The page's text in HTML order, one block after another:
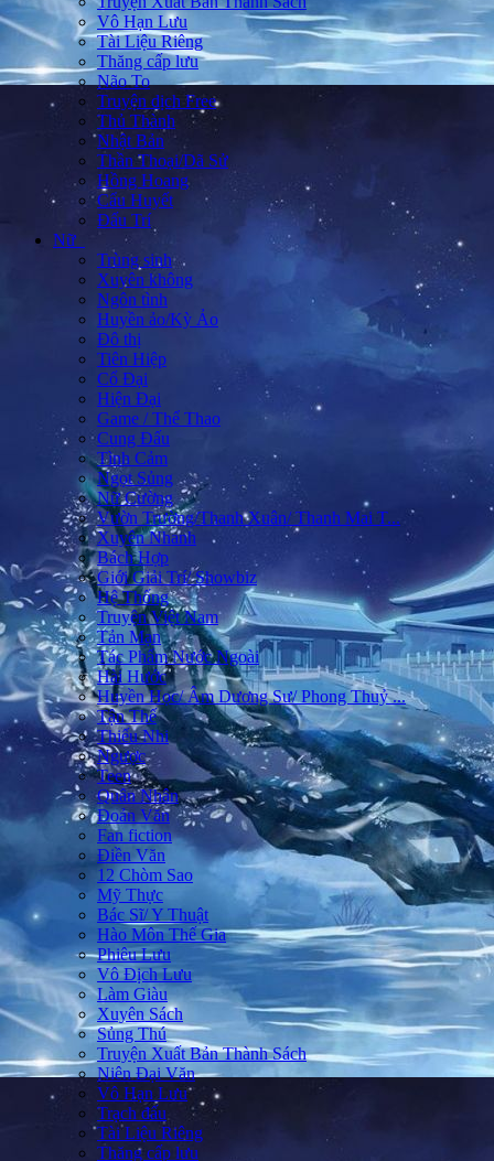
Vô Hạn Lưu
Tài Liệu Riêng
Thăng cấp lưu
Não To
Truyện dịch Free
Thủ Thành
Nhật Bản
Thần Thoại/Dã Sử
Hồng Hoang
Cẩu Huyết
Đấu Trí
Nữ
Trùng sinh
Xuyên không
Ngôn tình
Huyền ảo/Kỳ Ảo
Đô thị
Tiên Hiệp
Cổ Đại
Hiện Đại
Game / Thể Thao
Cung Đấu
Tình Cảm
Ngọt Sủng
Nữ Cường
Vườn Trường/Thanh Xuân/ Thanh Mai T...
Xuyên Nhanh
Bách Hợp
Giới Giải Trí/ Showbiz
Hệ Thống
Truyện Việt Nam
Tản Mạn
Tác Phẩm Nước Ngoài
Hài Hước
Huyền Học/ Âm Dương Sư/ Phong Thuỷ ...
Tận Thế
Thiếu Nhi
Ngược
Teen
Quân Nhân
Đoản Văn
Fan fiction
Điền Văn
12 Chòm Sao
Mỹ Thực
Bác Sĩ/ Y Thuật
Hào Môn Thế Gia
Phiêu Lưu
Vô Địch Lưu
Làm Giàu
Xuyên Sách
Sủng Thú
Truyện Xuất Bản Thành Sách
Niên Đại Văn
Vô Hạn Lưu
Trạch đấu
Tài Liệu Riêng
Thăng cấp lưu